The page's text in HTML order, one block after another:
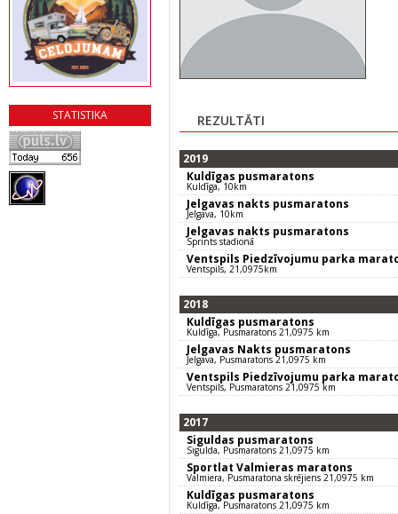
STATISTIKA REZULTĀTI
2019
Kuldīgas pusmaratons
Kuldīga, 10km
Jelgavas nakts pusmaratons
Jelgava, 10km
Jelgavas nakts pusmaratons
Sprints stadionā
Ventspils Piedzīvojumu parka
Ventspils, 21,0975km
2018
Kuldīgas pusmaratons
Kuldīga, Pusmaratons 21,0975 km
Jelgavas Nakts pusmaratons
Jelgava, Pusmaratons 21,0975 km
Ventspils Piedzīvojumu parka
Ventspils, Pusmaratons 21,0975 km
2017
Siguldas pusmaratons
Sigulda, Pusmaratons 21,0975 km
Sportlat Valmieras maratons
Valmiera, Pusmaratona skrējiens 21,0975 km
Kuldīgas pusmaratons
Kuldīga, Pusmaratons 21,0975 km